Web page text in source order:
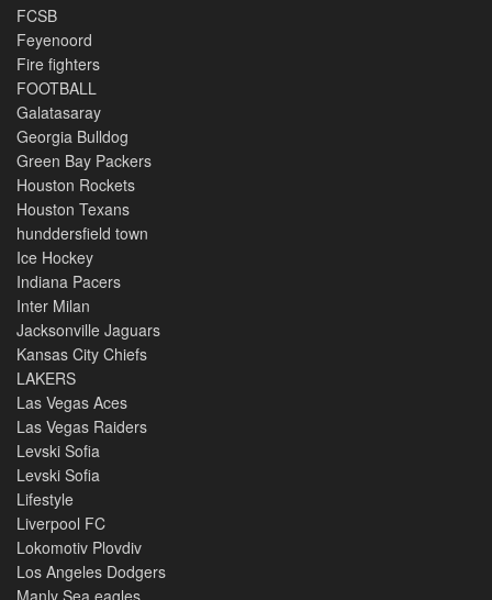
FCSB
Feyenoord
Fire fighters
FOOTBALL
Galatasaray
Georgia Bulldog
Green Bay Packers
Houston Rockets
Houston Texans
hunddersfield town
Ice Hockey
Indiana Pacers
Inter Milan
Jacksonville Jaguars
Kansas City Chiefs
LAKERS
Las Vegas Aces
Las Vegas Raiders
Levski Sofia
Levski Sofia
Lifestyle
Liverpool FC
Lokomotiv Plovdiv
Los Angeles Dodgers
Manly Sea eagles